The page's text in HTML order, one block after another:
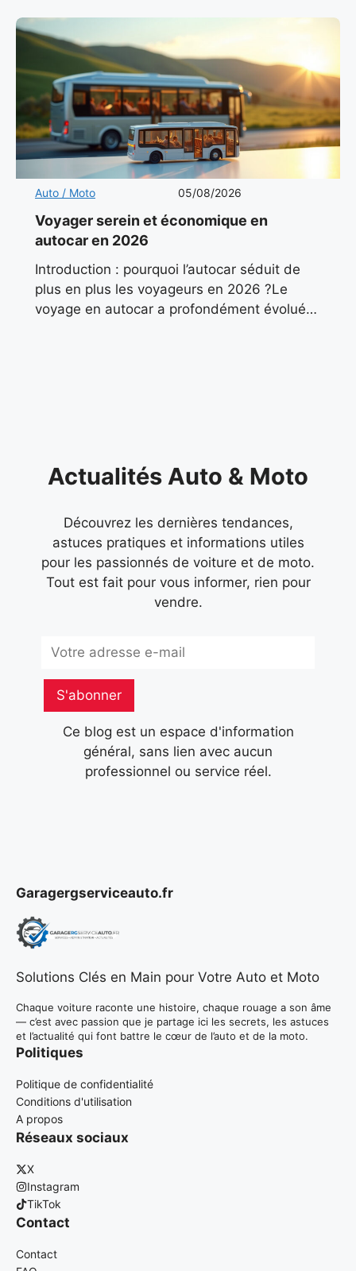
Auto / Moto 05/08/2026
Voyager serein et économique en
autocar en 2026
Introduction : pourquoi l’autocar séduit de
plus en plus les voyageurs en 2026 ?Le
voyage en autocar a profondément évolué
Actualités Auto & Moto
Découvrez les dernières tendances,
astuces pratiques et informations utiles
pour les passionnés de voiture et de moto.
Tout est fait pour vous informer, rien pour
vendre.
S'abonner
Ce blog est un espace d'information
général, sans lien avec aucun
professionnel ou service réel.
Garagergserviceauto.fr
Solutions Clés en Main pour Votre Auto et Moto
Chaque voiture raconte une histoire, chaque rouage a son âme
— c’est avec passion que je partage ici les secrets, les astuces
et l’actualité qui font battre le cœur de l’auto et de la moto.
Politiques
Politique de confidentialité
Conditions d'utilisation
A propos
Réseaux sociaux
X
Instagram
TikTok
Contact
Contact